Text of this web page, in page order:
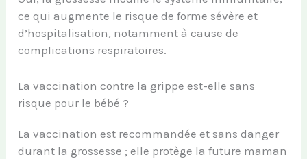
ce qui augmente le risque de forme sévère et
d’hospitalisation, notamment à cause de
complications respiratoires.
La vaccination contre la grippe est-elle sans
risque pour le bébé ?
La vaccination est recommandée et sans danger
durant la grossesse ; elle protège la future maman